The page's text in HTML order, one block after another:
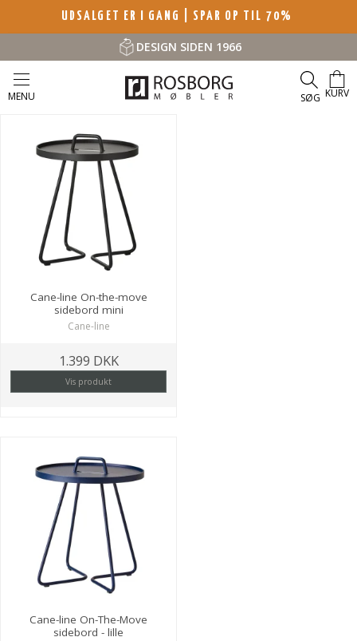
UDSALGET ER I GANG | SPAR OP TIL 70%
DESIGN SIDEN 1966
MENU SØG KURV
Cane-line On-the-move
sidebord mini
Cane-line
1.399 DKK
Vis produkt
Cane-line On-The-Move
sidebord - lille